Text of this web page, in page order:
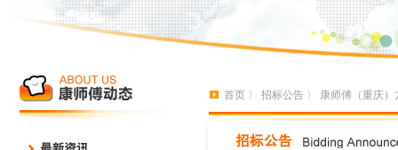
首页 〉 招标公告 〉 康师傅（重庆